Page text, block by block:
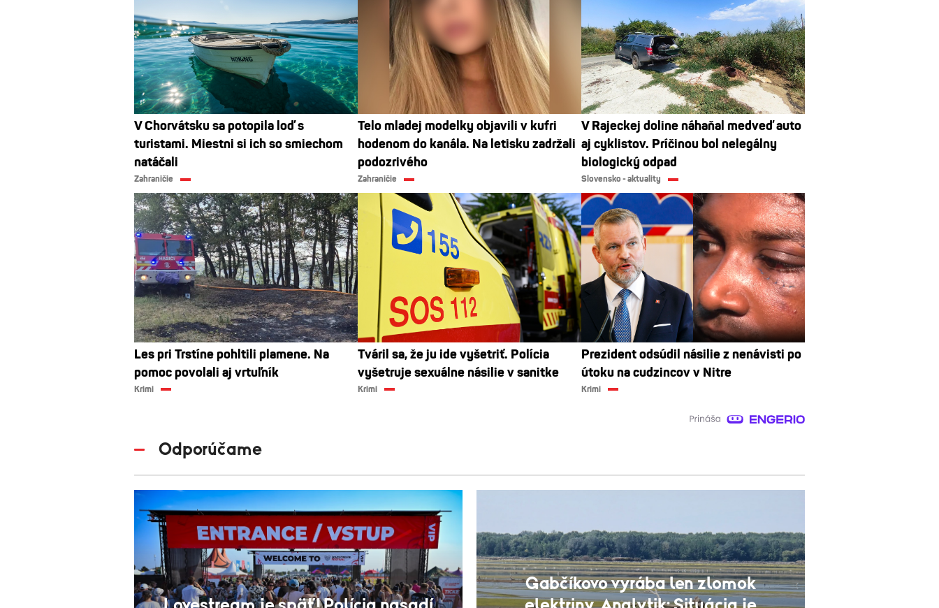
V Chorvátsku sa potopila loď s
turistami. Miestni si ich so smiechom
natáčali
Zahraničie
Telo mladej modelky objavili v kufri
hodenom do kanála. Na letisku zadržali
podozrivého
Zahraničie
V Rajeckej doline náhaňal medveď auto
aj cyklistov. Príčinou bol nelegálny
biologický odpad
Slovensko - aktuality
Les pri Trstíne pohltili plamene. Na
pomoc povolali aj vrtuľník
Krimi
Tváril sa, že ju ide vyšetriť. Polícia
vyšetruje sexuálne násilie v sanitke
Krimi
Prezident odsúdil násilie z nenávisti po
útoku na cudzincov v Nitre
Krimi
Odporúčame
Gabčíkovo vyrába len zlomok